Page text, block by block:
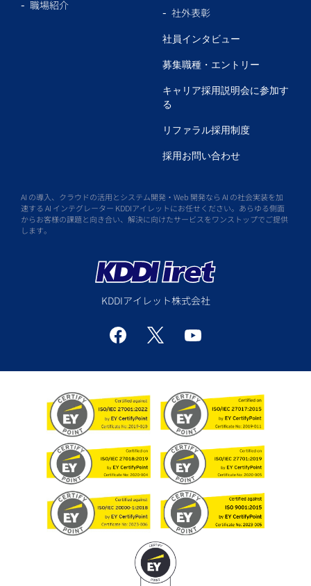
職場紹介
社外表彰
社員インタビュー
募集職種・エントリー
キャリア採用説明会に参加す
る
リファラル採用制度
採用お問い合わせ
AI の導入、クラウドの活用とシステム開発・Web 開発なら AI の社会実装を加
速する AI インテグレーター KDDIアイレットにお任せください。あらゆる側面
からお客様の課題と向き合い、解決に向けたサービスをワンストップでご提供
します。
KDDIアイレット株式会社